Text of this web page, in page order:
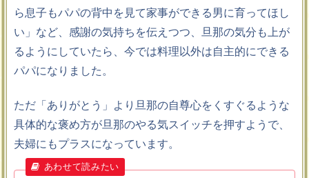
ら息子もパパの背中を見て家事ができる男に育ってほし
い」など、感謝の気持ちを伝えつつ、旦那の気分も上が
るようにしていたら、今では料理以外は自主的にできる
パパになりました。
ただ「ありがとう」より旦那の自尊心をくすぐるような
具体的な褒め方が旦那のやる気スイッチを押すようで、
夫婦にもプラスになっています。